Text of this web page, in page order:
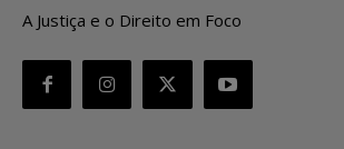
A Justiça e o Direito em Foco